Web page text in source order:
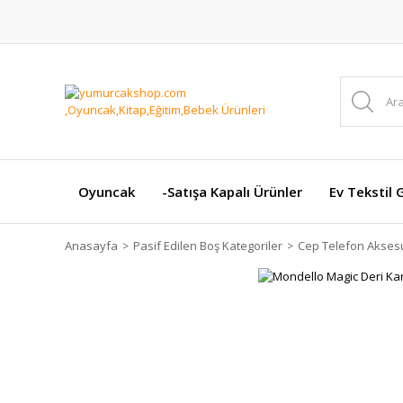
Oyuncak -Satışa Kapalı Ürünler Ev Tekstil
Anasayfa Pasif Edilen Boş Kategoriler Cep Telefon